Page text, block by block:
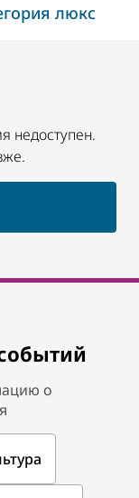
люкс
недоступен.
о